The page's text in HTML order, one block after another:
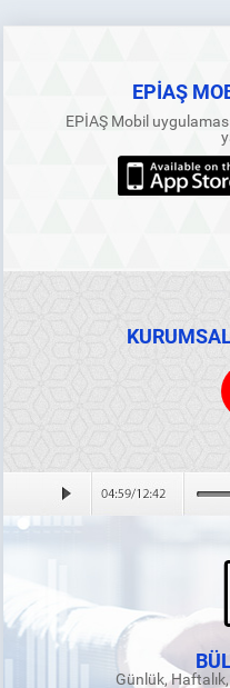
EPİAŞ
EPİAŞ Mobil
Günlük, Haftalık,